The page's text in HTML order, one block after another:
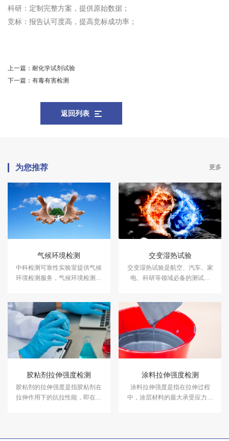
科研：定制完整方案，提供原始数据；
竞标：报告认可度高，提高竞标成功率；
上一篇： 耐化学试剂试验
下一篇： 有毒有害检测
返回列表
为您推荐 更多
气候环境检测
中科检测可靠性实验室提供气候
环境检测服务，气候环境检测设
箱，温度冲击试验箱等，能满足
各种产品的气候环境检测需求。
交变湿热试验
交变湿热试验是航空、汽车、家
电、科研等领域必备的测试项
温、交变湿热度或恒定试验的温
度环境变化后的参数及性能。
胶粘剂拉伸强度检测
胶粘剂的拉伸强度是指胶粘剂在
拉伸作用下的抗拉性能，即在拉
涂料拉伸强度检测
涂料拉伸强度是指在拉伸过程
中，涂层材料的最大承受应力。